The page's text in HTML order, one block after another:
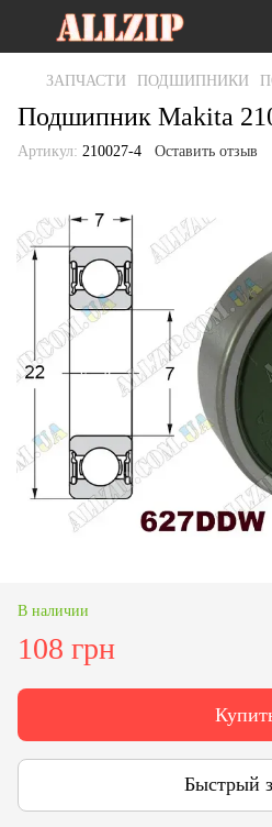
ЗАПЧАСТИ ПОДШИПНИКИ
Подшипник Makita
Артикул: 210027-4 Оставить отзыв
В наличии
108 грн
Быстрый